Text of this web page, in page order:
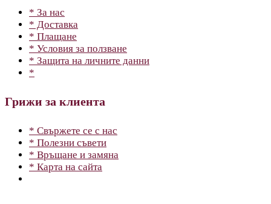
* За нас
* Доставка
* Плащане
* Условия за ползване
* Защита на личните данни
*
Грижи за клиента
* Свържете се с нас
* Полезни съвети
* Връщане и замяна
* Карта на сайта